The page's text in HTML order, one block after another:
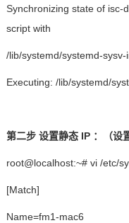
Synchronizing state of isc-
script with
/lib/systemd/systemd-sysv-
Executing: /lib/systemd/
第二步 设置静态 IP ：（设
root@localhost:~# vi /etc/
[Match]
Name=fm1-mac6